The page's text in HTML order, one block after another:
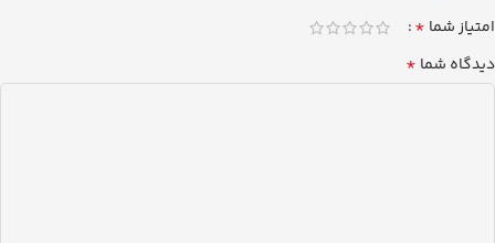
امتیاز شما *
دیدگاه شما *